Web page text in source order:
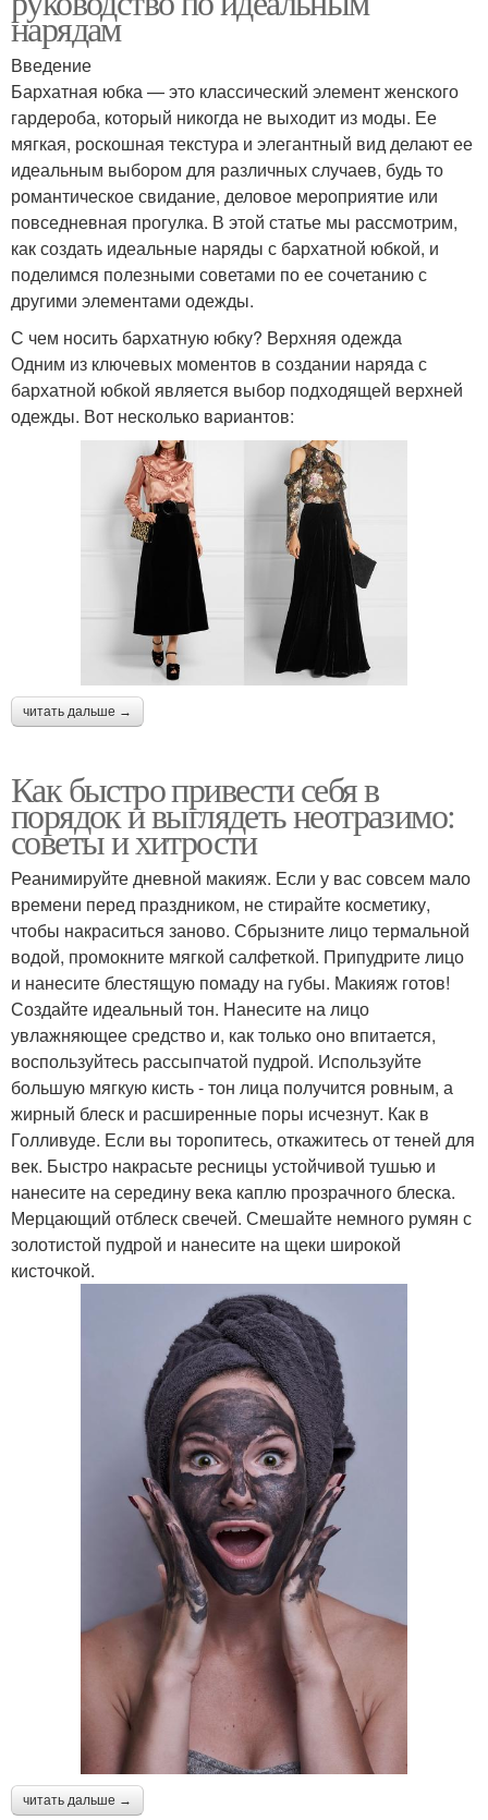
нарядам
Введение
Бархатная юбка — это классический элемент женского
гардероба, который никогда не выходит из моды. Ее
мягкая, роскошная текстура и элегантный вид делают ее
идеальным выбором для различных случаев, будь то
романтическое свидание, деловое мероприятие или
повседневная прогулка. В этой статье мы рассмотрим,
как создать идеальные наряды с бархатной юбкой, и
поделимся полезными советами по ее сочетанию с
другими элементами одежды.
С чем носить бархатную юбку? Верхняя одежда
Одним из ключевых моментов в создании наряда с
бархатной юбкой является выбор подходящей верхней
одежды. Вот несколько вариантов:
читать дальше →
Как быстро привести себя в
порядок и выглядеть неотразимо:
советы и хитрости
Реанимируйте дневной макияж. Если у вас совсем мало
времени перед праздником, не стирайте косметику,
чтобы накраситься заново. Сбрызните лицо термальной
водой, промокните мягкой салфеткой. Припудрите лицо
и нанесите блестящую помаду на губы. Макияж готов!
Создайте идеальный тон. Нанесите на лицо
увлажняющее средство и, как только оно впитается,
воспользуйтесь рассыпчатой пудрой. Используйте
большую мягкую кисть - тон лица получится ровным, а
жирный блеск и расширенные поры исчезнут. Как в
Голливуде. Если вы торопитесь, откажитесь от теней для
век. Быстро накрасьте ресницы устойчивой тушью и
нанесите на середину века каплю прозрачного блеска.
Мерцающий отблеск свечей. Смешайте немного румян с
золотистой пудрой и нанесите на щеки широкой
кисточкой.
читать дальше →